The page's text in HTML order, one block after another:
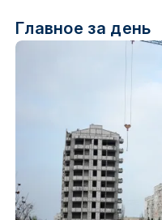
Главное за день